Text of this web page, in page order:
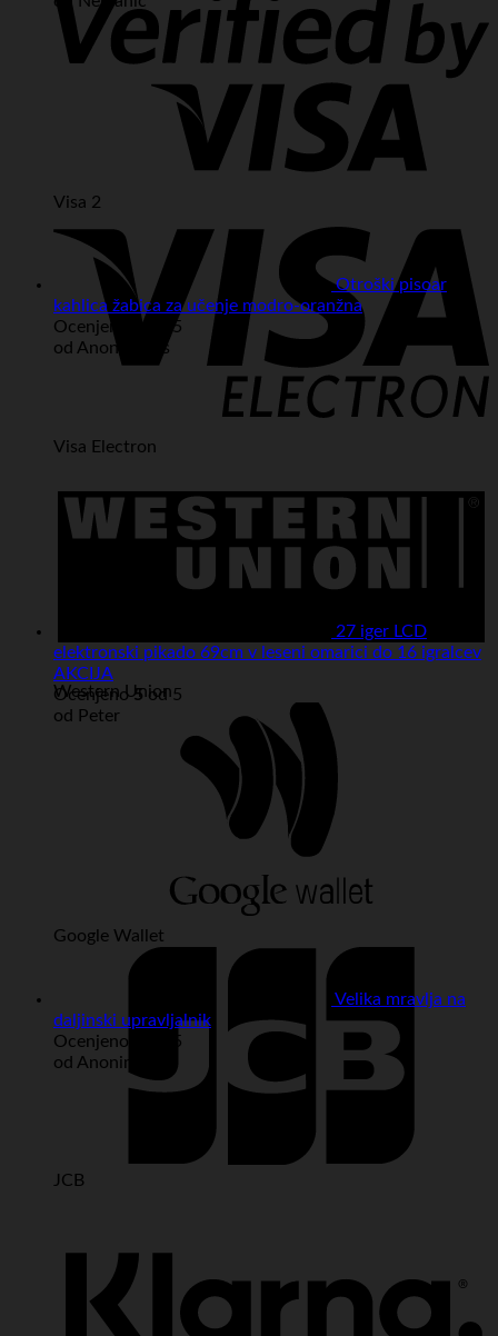
Visa 2
Visa Electron
Western Union
Google Wallet
JCB
Otroški pisoar
kahlica žabica za učenje modro-oranžna
Ocenjeno
5 od 5
od Anonymous
27 iger LCD
elektronski pikado 69cm v leseni omarici do 16 igralcev
AKCIJA
Ocenjeno5od 5
od Peter
Velika mravlja na
daljinski upravljalnik
Ocenjeno
od 5
od Anonimno